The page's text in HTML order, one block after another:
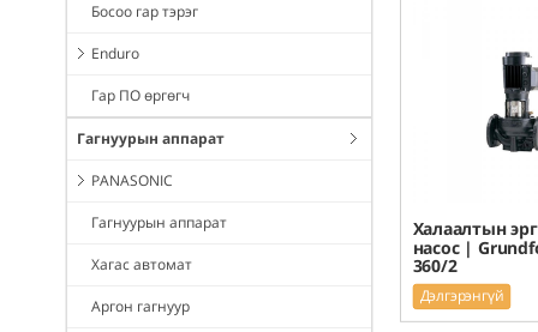
Босоо гар тэрэг
Enduro
Гар ПО өргөгч
Гагнуурын аппарат
PANASONIC
Гагнуурын аппарат
Хагас автомат
Аргон гагнуур
Халаалтын
насос |
360/2
Дэлгэрэнгүй